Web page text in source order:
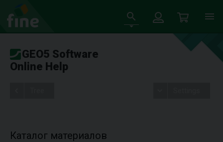
GEO5 Software
Online Help
Каталог материалов